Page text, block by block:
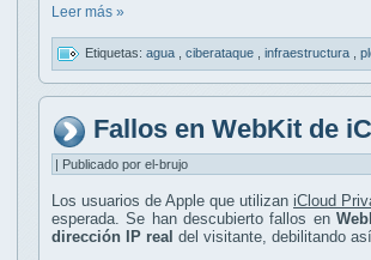
Leer más »
Etiquetas: agua ciberataque infraestructura
Fallos en WebKit de
| Publicado por el-brujo
Los usuarios de Apple que utilizan iCloud
esperada. Se han descubierto fallos en
dirección IP real del visitante, debilitando